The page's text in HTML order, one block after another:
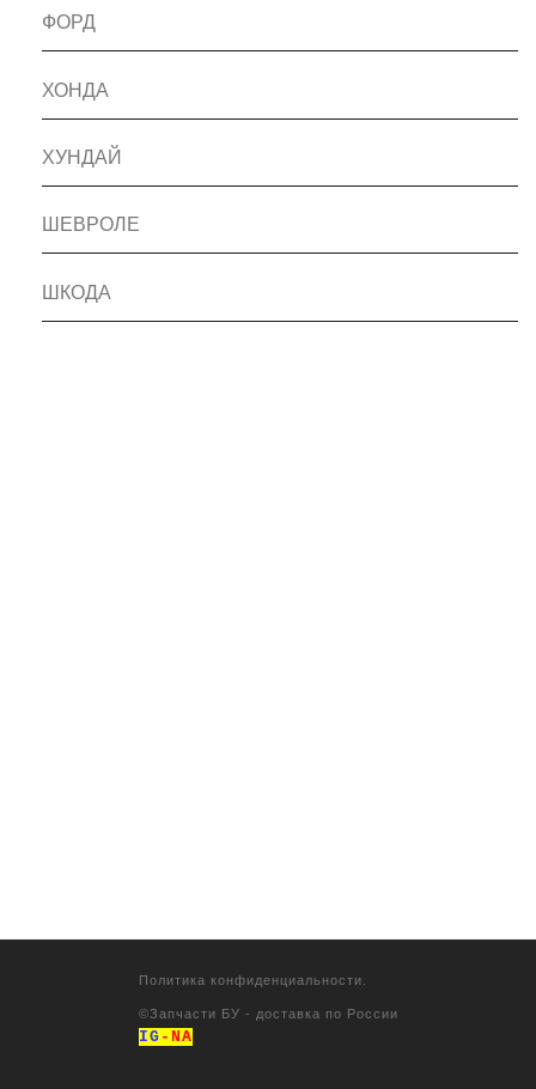
ФОРД
ХОНДА
ХУНДАЙ
ШЕВРОЛЕ
ШКОДА
Политика конфиденциальности.
©Запчасти БУ - доставка по России
IG -NA